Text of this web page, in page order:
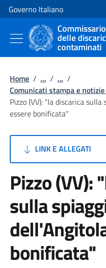
Vai al contenuto
Vai alla navigazione del sito
Governo Italiano
delle
contaminati
Home / ... / ... /
Comunicati stampa e
Pizzo (VV): "la discarica
essere bonificata"
LINK E ALLEGATI
Pizzo (VV):
sulla
bonificata"